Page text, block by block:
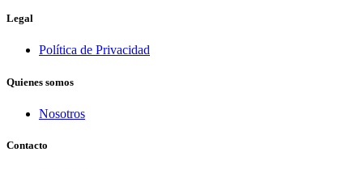
Legal
Política de Privacidad
Quienes somos
Nosotros
Contacto